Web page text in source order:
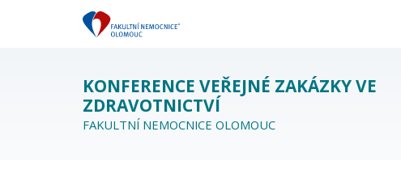
KONFERENCE VEŘEJNÉ ZAKÁZKY VE
ZDRAVOTNICTVÍ
FAKULTNÍ NEMOCNICE OLOMOUC